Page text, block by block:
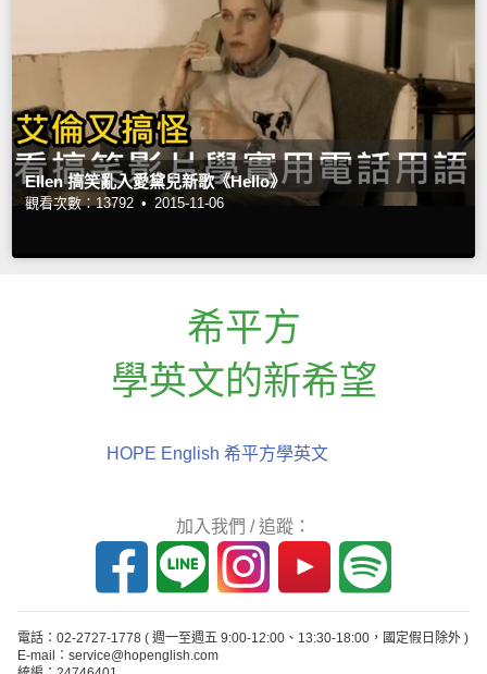
Ellen 搞笑亂入愛黛兒新歌《Hello》
觀看次數：13792 • 2015-11-06
希平方
學英文的新希望
HOPE English 希平方學英文
加入我們 / 追蹤：
電話：02-2727-1778 ( 週一至週五 9:00-12:00、13:30-18:00，國定假日除外 )
E-mail：service@hopenglish.com